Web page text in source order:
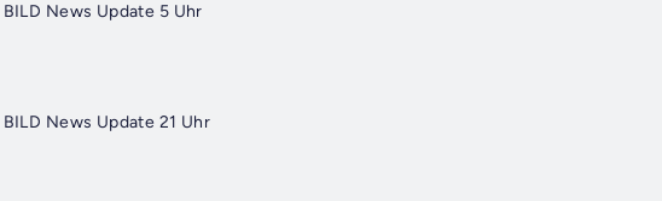
News Update 5 Uhr
News Update 21 Uhr